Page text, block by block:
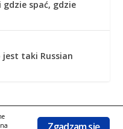
gdzie spać, gdzie
jest taki Russian
Travels | POLITYKA